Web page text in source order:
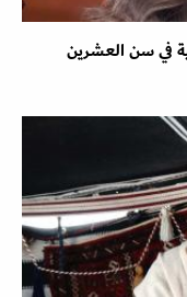
في سن العشرين